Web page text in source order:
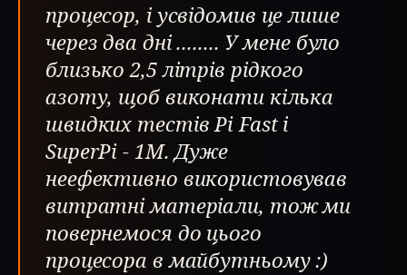
процесор, і усвідомив це лише
через два дні ........ У мене було
близько 2,5 літрів рідкого
азоту, щоб виконати кілька
швидких тестів Pi Fast і
SuperPi - 1M. Дуже
неефективно використовував
витратні матеріали, тож ми
повернемося до цього
процесора в майбутньому :)